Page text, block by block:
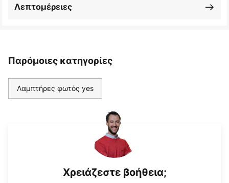
Λεπτομέρειες
Παρόμοιες κατηγορίες
Λαμπτήρες φωτός yes
Χρειάζεστε βοήθεια;